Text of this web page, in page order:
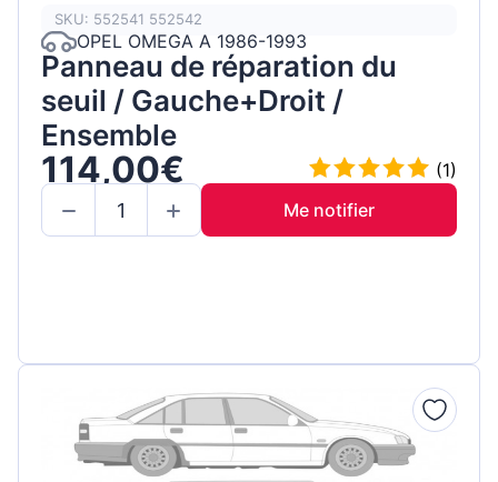
SKU: 552541 552542
OPEL OMEGA A 1986-1993
Panneau de réparation du
seuil / Gauche+Droit /
Ensemble
114,00€
(1)
Me notifier